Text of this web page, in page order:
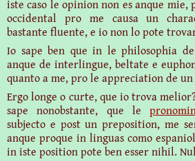
iste caso le opinion non es anque mie,
occidental pro me causa un
bastante fluente, e io non lo pote
Io sape ben que in le philosophia
anque de interlingue, beltate e
quanto a me, pro le appreciation de
Ergo longe o curte, que io trova
sape nonobstante, que le
subjecto e post un preposition, me
anque proque in linguas como
in iste position pote ben esser nihil.